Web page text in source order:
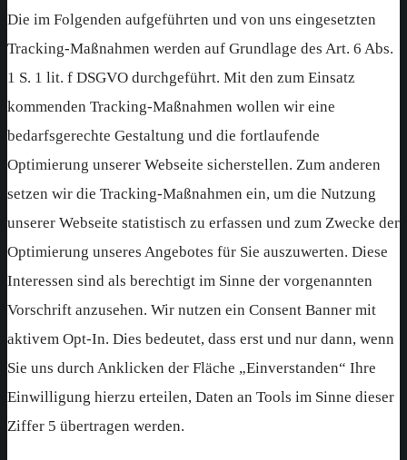
Die im Folgenden aufgeführten und von uns eingesetzten
Tracking-Maßnahmen werden auf Grundlage des Art. 6 Abs.
1 S. 1 lit. f DSGVO durchgeführt. Mit den zum Einsatz
kommenden Tracking-Maßnahmen wollen wir eine
bedarfsgerechte Gestaltung und die fortlaufende
Optimierung unserer Webseite sicherstellen. Zum anderen
setzen wir die Tracking-Maßnahmen ein, um die Nutzung
unserer Webseite statistisch zu erfassen und zum Zwecke der
Optimierung unseres Angebotes für Sie auszuwerten. Diese
Interessen sind als berechtigt im Sinne der vorgenannten
Vorschrift anzusehen. Wir nutzen ein Consent Banner mit
aktivem Opt-In. Dies bedeutet, dass erst und nur dann, wenn
Sie uns durch Anklicken der Fläche „Einverstanden“ Ihre
Einwilligung hierzu erteilen, Daten an Tools im Sinne dieser
Ziffer 5 übertragen werden.